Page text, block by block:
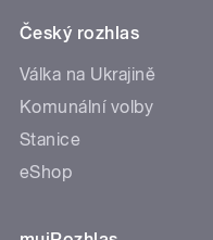
Český rozhlas
Válka na Ukrajině
Komunální volby
Stanice
eShop